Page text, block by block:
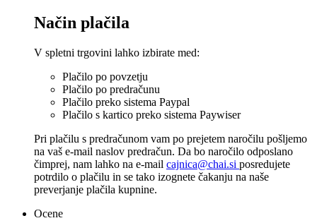
Način plačila
V spletni trgovini lahko izbirate med:
Plačilo po povzetju
Plačilo po predračunu
Plačilo preko sistema Paypal
Plačilo s kartico preko sistema Paywiser
Pri plačilu s predračunom vam po prejetem naročilu pošljemo
na vaš e-mail naslov predračun. Da bo naročilo odposlano
čimprej, nam lahko na e-mail cajnica@chai.si posredujete
potrdilo o plačilu in se tako izognete čakanju na naše
preverjanje plačila kupnine.
Ocene